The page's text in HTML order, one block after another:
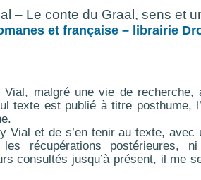
– Le conte du Graal, sens et
et française – librairie
Vial, malgré une vie de
texte est publié à titre posthume,
Vial et de s’en tenir au texte, avec
récupérations postérieures,
consultés jusqu’à présent, il me